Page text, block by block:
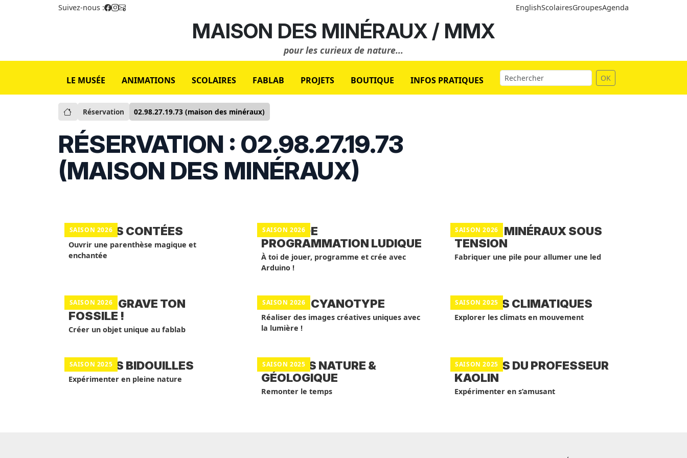
Suivez-nous : EnglishScolairesGroupesAgenda
MAISON DES MINÉRAUX / MMX
pour les curieux de nature...
LE MUSÉE ANIMATIONS SCOLAIRES FABLAB PROJETS BOUTIQUE INFOS PRATIQUES OK
Réservation 02.98.27.19.73 (maison des minéraux)
RÉSERVATION : 02.98.27.19.73
(MAISON DES MINÉRAUX)
SAISON 2026
BALADES CONTÉES
Ouvrir une parenthèse magique et
enchantée
SAISON 2026
STAGE DE
PROGRAMMATION LUDIQUE
À toi de jouer, programme et crée avec
Arduino !
SAISON 2026
ATELIER MINÉRAUX SOUS
TENSION
Fabriquer une pile pour allumer une led
SAISON 2026
ATELIER GRAVE TON
FOSSILE !
Créer un objet unique au fablab
SAISON 2026
ATELIER CYANOTYPE
Réaliser des images créatives uniques avec
la lumière !
SAISON 2025
BALADES CLIMATIQUES
Explorer les climats en mouvement
SAISON 2025
BALADES BIDOUILLES
Expérimenter en pleine nature
SAISON 2025
BALADES NATURE &
GÉOLOGIQUE
Remonter le temps
SAISON 2025
ATELIERS DU PROFESSEUR
KAOLIN
Expérimenter en s’amusant